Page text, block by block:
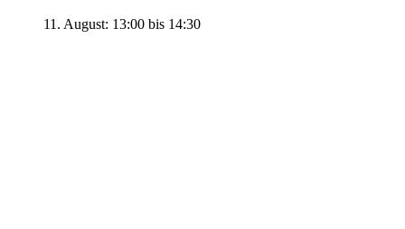
11. August: 13:00 bis 14:30